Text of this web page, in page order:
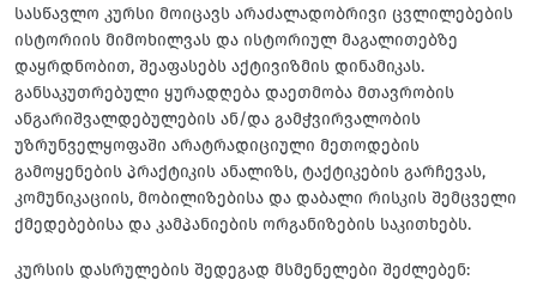
სასწავლო კურსი მოიცავს არაძალადობრივი ცვლილებების
ისტორიის მიმოხილვას და ისტორიულ მაგალითებზე
დაყრდნობით, შეაფასებს აქტივიზმის დინამიკას.
განსაკუთრებული ყურადღება დაეთმობა მთავრობის
ანგარიშვალდებულების ან/და გამჭვირვალობის
უზრუნველყოფაში არატრადიციული მეთოდების
გამოყენების პრაქტიკის ანალიზს, ტაქტიკების გარჩევას,
კომუნიკაციის, მობილიზებისა და დაბალი რისკის შემცველი
ქმედებებისა და კამპანიების ორგანიზების საკითხებს.
კურსის დასრულების შედეგად მსმენელები შეძლებენ: